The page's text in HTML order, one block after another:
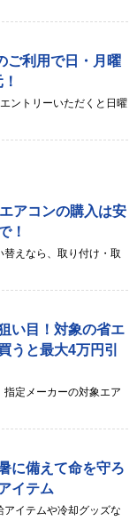
ご利用で日・月曜
ントリーいただくと日曜
アコンの購入は安
！
えなら、取り付け・取
い目！対象の省エ
うと最大4万円引
定メーカーの対象エア
に備えて命を守ろ
イテム
イテムや冷却グッズな